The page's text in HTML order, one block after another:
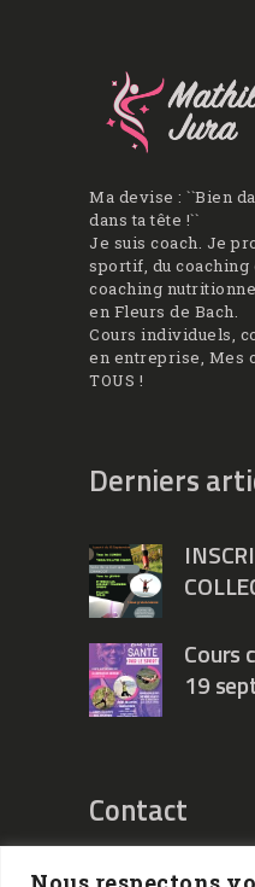
Ma devise : ``Bien
dans ta tête !``
Je suis coach. Je
sportif, du coaching
coaching
en Fleurs de Bach.
Cours individuels,
en entreprise, Mes
TOUS !
Derniers
Cours
19
Contact
Mathilde Moureaux